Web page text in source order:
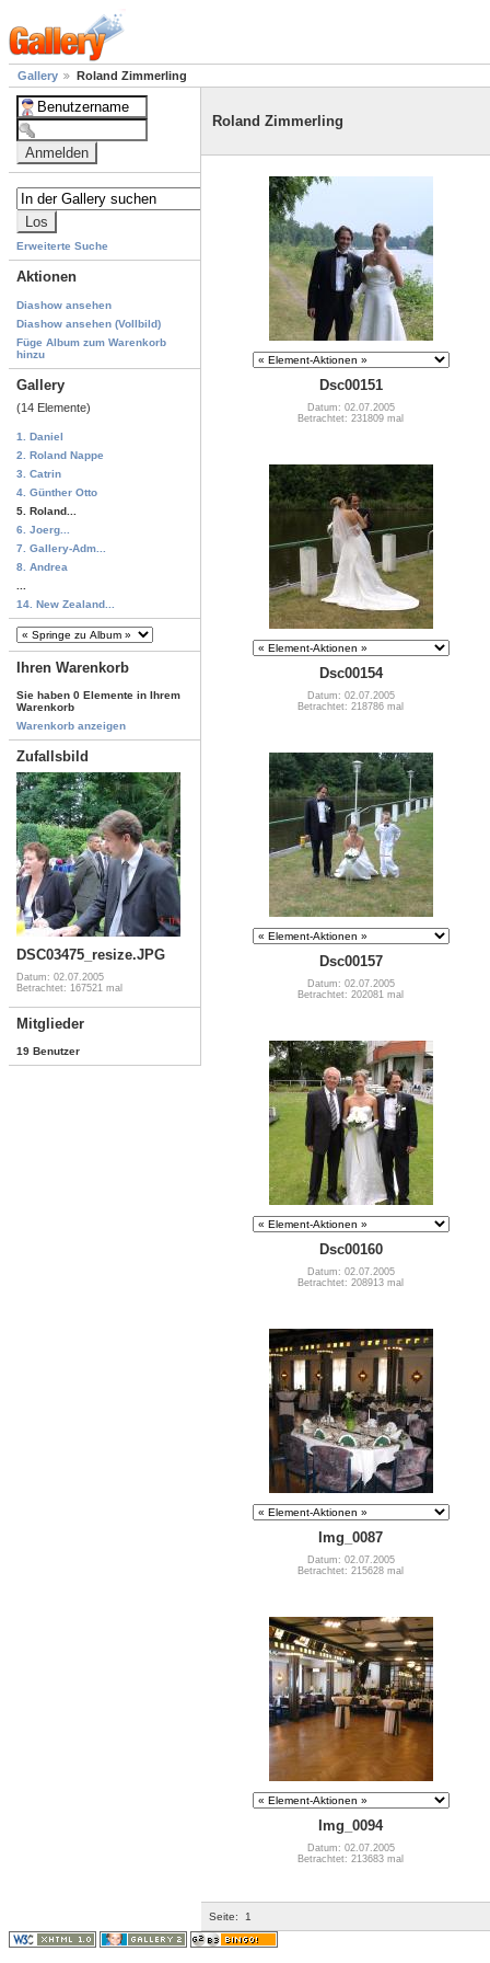
Gallery Roland Zimmerling
Erweiterte Suche
Aktionen
Diashow ansehen
Diashow ansehen (Vollbild)
Füge Album zum Warenkorb
hinzu
Gallery
(14 Elemente)
1. Daniel
2. Roland Nappe
3. Catrin
4. Günther Otto
5. Roland...
6. Joerg...
7. Gallery-Adm...
8. Andrea
14. New Zealand...
Ihren Warenkorb
Sie haben 0 Elemente in Ihrem
Warenkorb
Warenkorb anzeigen
Zufallsbild
DSC03475_resize.JPG
Datum: 02.07.2005
Betrachtet: 167521 mal
Mitglieder
19 Benutzer
Roland Zimmerling
Dsc00151
Datum: 02.07.2005
Betrachtet: 231809 mal
Dsc00154
Datum: 02.07.2005
Betrachtet: 218786 mal
Dsc00157
Datum: 02.07.2005
Betrachtet: 202081 mal
Dsc00160
Datum: 02.07.2005
Betrachtet: 208913 mal
Img_0087
Datum: 02.07.2005
Betrachtet: 215628 mal
Img_0094
Datum: 02.07.2005
Betrachtet: 213683 mal
Seite: 1